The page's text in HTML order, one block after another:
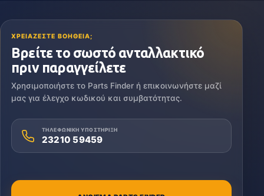
ΧΡΕΙΑΖΕΣΤΕ ΒΟΗΘΕΙΑ;
Βρείτε το σωστό ανταλλακτικό
πριν παραγγείλετε
Χρησιμοποιήστε το Parts Finder ή επικοινωνήστε μαζί
μας για έλεγχο κωδικού και συμβατότητας.
ΤΗΛΕΦΩΝΙΚΗ ΥΠΟΣΤΗΡΙΞΗ
23210 59459